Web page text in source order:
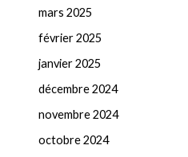
mars 2025
février 2025
janvier 2025
décembre 2024
novembre 2024
octobre 2024